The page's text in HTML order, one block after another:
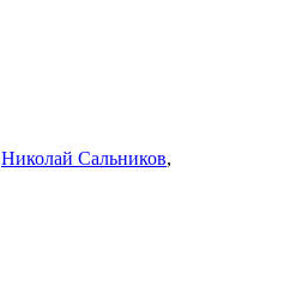
Николай Сальников,